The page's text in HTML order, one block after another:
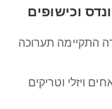
שנה שעברה התקיימה תערוכה
ויזלי וטריקים